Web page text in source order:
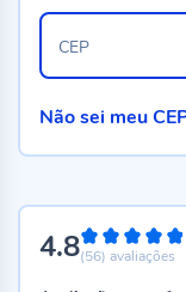
4.896%
(56) avaliações
CEP
Não sei meu